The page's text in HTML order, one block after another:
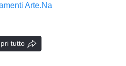
Arte.Na
tutto